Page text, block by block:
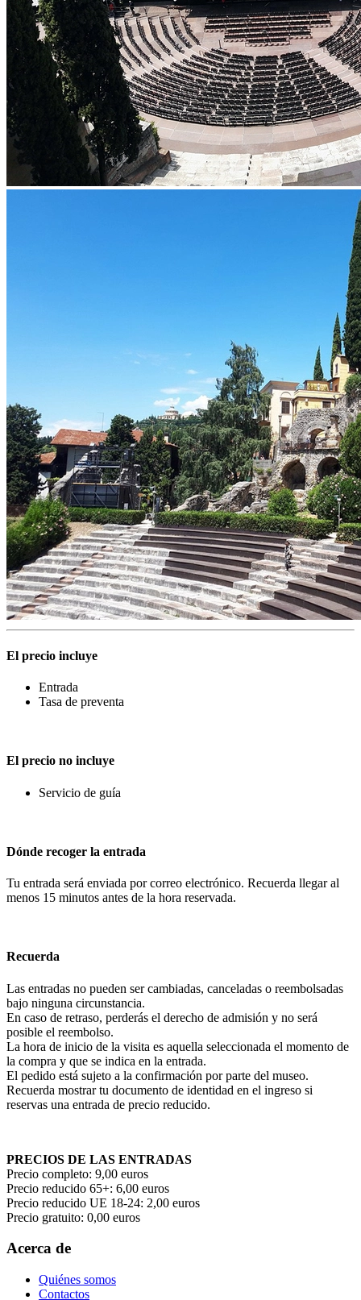
El precio incluye
Entrada
Tasa de preventa
El precio no incluye
Servicio de guía
Dónde recoger la entrada
Tu entrada será enviada por correo electrónico. Recuerda llegar al
menos 15 minutos antes de la hora reservada.
Recuerda
Las entradas no pueden ser cambiadas, canceladas o reembolsadas
bajo ninguna circunstancia.
En caso de retraso, perderás el derecho de admisión y no será
posible el reembolso.
La hora de inicio de la visita es aquella seleccionada el momento de
la compra y que se indica en la entrada.
El pedido está sujeto a la confirmación por parte del museo.
Recuerda mostrar tu documento de identidad en el ingreso si
reservas una entrada de precio reducido.
PRECIOS DE LAS ENTRADAS
Precio completo: 9,00 euros
Precio reducido 65+: 6,00 euros
Precio reducido UE 18-24: 2,00 euros
Precio gratuito: 0,00 euros
Acerca de
Quiénes somos
Contactos